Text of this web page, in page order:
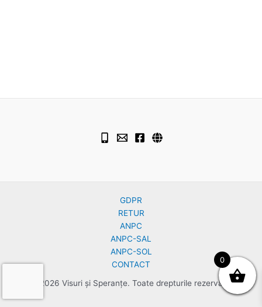
GDPR
RETUR
ANPC
ANPC-SAL
ANPC-SOL
CONTACT
© 2026 Visuri și Speranțe. Toate drepturile rezervate.
0